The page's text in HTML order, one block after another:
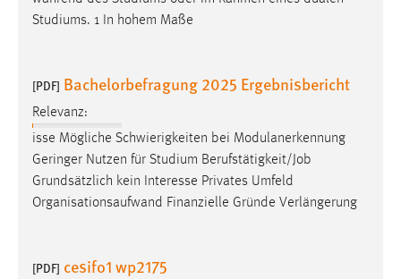
Studiums. 1 In hohem Maße
[PDF] Bachelorbefragung 2025 Ergebnisbericht
Relevanz:
isse Mögliche Schwierigkeiten bei Modulanerkennung
Geringer Nutzen für Studium Berufstätigkeit/Job
Grundsätzlich kein Interesse Privates Umfeld
Organisationsaufwand Finanzielle Gründe Verlängerung
[PDF] cesifo1 wp2175
Conversion-Tracking
Facebook Pixel
Name:
_fbp
Anbieter:
Zweck: